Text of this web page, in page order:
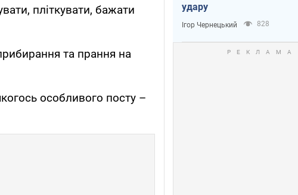
пліткувати, бажати
та прання на
особливого посту –
удару
Ігор Чернецький 828